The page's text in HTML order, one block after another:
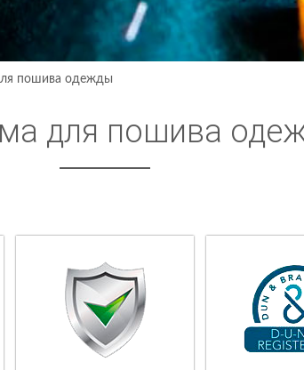
пошива одежды
для пошива